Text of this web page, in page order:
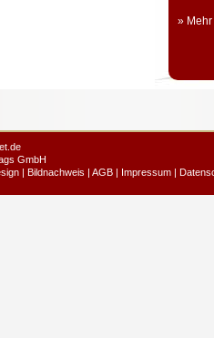
»
GmbH
| Bildnachweis | AGB | Impressum |